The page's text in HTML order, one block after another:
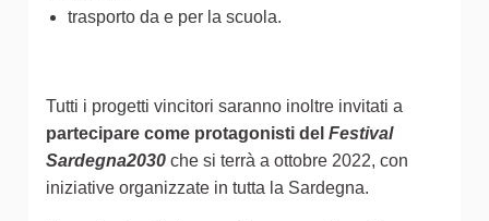
trasporto da e per la scuola.
Tutti i progetti vincitori saranno inoltre invitati a
partecipare come protagonisti del Festival
Sardegna2030 che si terrà a ottobre 2022, con
iniziative organizzate in tutta la Sardegna.